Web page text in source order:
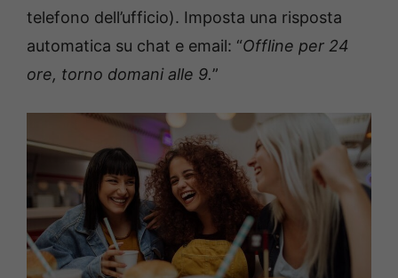
telefono dell’ufficio). Imposta una risposta
automatica su chat e email: “Offline per 24
ore, torno domani alle 9.”